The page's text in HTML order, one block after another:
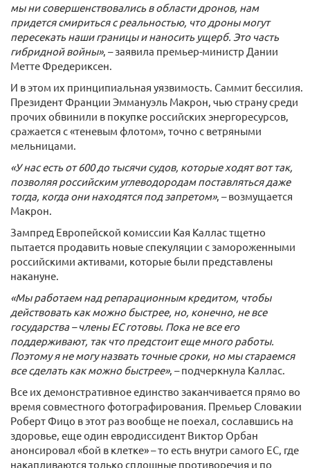
мы ни совершенствовались в области дронов, нам
придется смириться с реальностью, что дроны могут
пересекать наши границы и наносить ущерб. Это часть
гибридной войны», – заявила премьер-министр Дании
Метте Фредериксен.
И в этом их принципиальная уязвимость. Саммит бессилия.
Президент Франции Эммануэль Макрон, чью страну среди
прочих обвинили в покупке российских энергоресурсов,
сражается с «теневым флотом», точно с ветряными
мельницами.
«У нас есть от 600 до тысячи судов, которые ходят вот так,
позволяя российским углеводородам поставляться даже
тогда, когда они находятся под запретом», – возмущается
Макрон.
Зампред Европейской комиссии Кая Каллас тщетно
пытается продавить новые спекуляции с замороженными
российскими активами, которые были представлены
накануне.
«Мы работаем над репарационным кредитом, чтобы
действовать как можно быстрее, но, конечно, не все
государства – члены ЕС готовы. Пока не все его
поддерживают, так что предстоит еще много работы.
Поэтому я не могу назвать точные сроки, но мы стараемся
все сделать как можно быстрее», – подчеркнула Каллас.
Все их демонстративное единство заканчивается прямо во
время совместного фотографирования. Премьер Словакии
Роберт Фицо в этот раз вообще не поехал, сославшись на
здоровье, еще один евродиссидент Виктор Орбан
анонсировал «бой в клетке» – то есть внутри самого ЕС, где
накапливаются только сплошные противоречия и по